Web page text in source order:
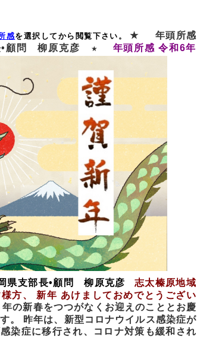
感を選択してから閲覧下さい。 ★ 年頭所感
顧問 柳原克彦 ★ 年頭所感 令和6年
県支部長•顧問 柳原克彦 志太榛原地域
様方、 新年 あけましておめでとうござい
年の新春をつつがなくお迎えのこととお慶
。
昨年は、新型コロナウイルス感染症が
染症に移行され、コロナ対策も緩和され